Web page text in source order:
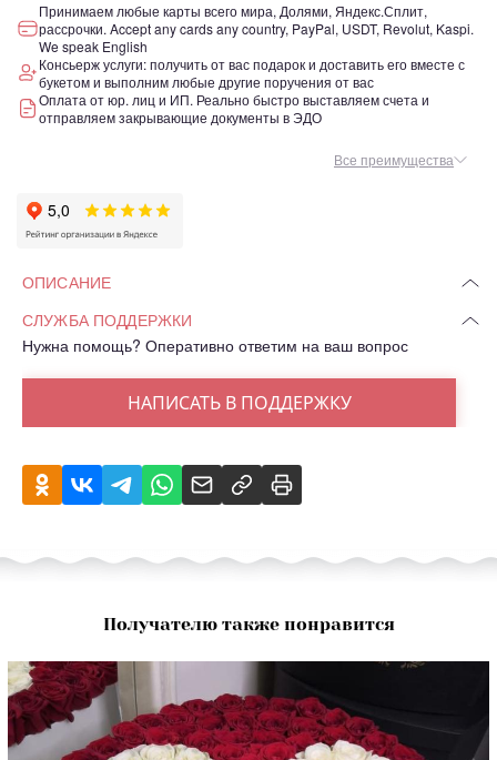
Принимаем любые карты всего мира, Долями, Яндекс.Сплит,
рассрочки. Accept any cards any country, PayPal, USDT, Revolut, Kaspi.
We speak English
Консьерж услуги: получить от вас подарок и доставить его вместе с
букетом и выполним любые другие поручения от вас
Оплата от юр. лиц и ИП. Реально быстро выставляем счета и
отправляем закрывающие документы в ЭДО
Все преимущества
ОПИСАНИЕ
СЛУЖБА ПОДДЕРЖКИ
Нужна помощь? Оперативно ответим на ваш вопрос
НАПИСАТЬ В ПОДДЕРЖКУ
Получателю также понравится